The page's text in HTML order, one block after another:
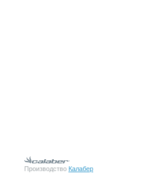
Производство Калабер